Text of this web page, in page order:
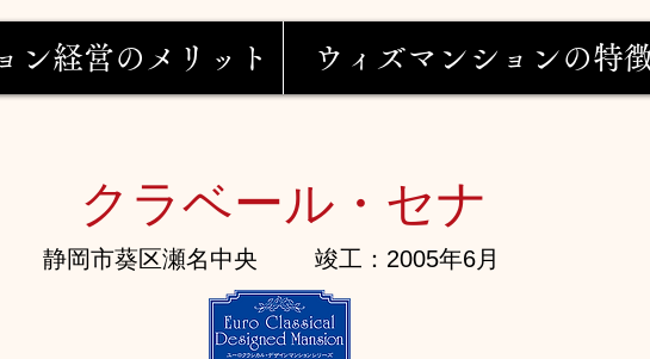
ン経営のメリット ウィズマンションの特
クラベール・セナ
静岡市葵区瀬名中央 竣工：2005年6月